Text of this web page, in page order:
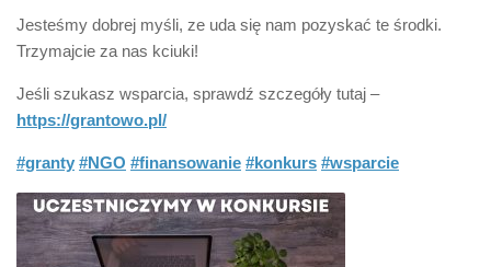
Jesteśmy dobrej myśli, ze uda się nam pozyskać te środki.
Trzymajcie za nas kciuki!
Jeśli szukasz wsparcia, sprawdź szczegóły tutaj –
https://grantowo.pl/
#granty #NGO #finansowanie #konkurs #wsparcie